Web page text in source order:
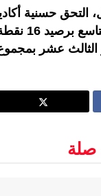
التحق حسنية
المحتلة
عشر بمجموع 14
صلة